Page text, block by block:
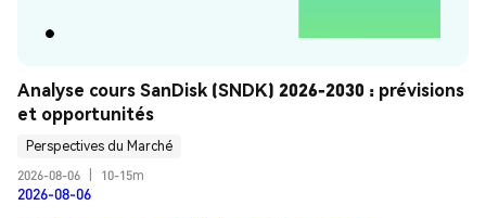
Analyse cours SanDisk (SNDK) 2026-2030 : prévisions
et opportunités
Perspectives du Marché
2026-08-06
10-15m
2026-08-06